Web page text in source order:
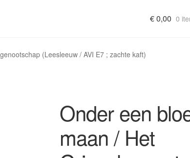
€0,00 0
(Leesleeuw / AVI E7 ; zachte kaft)
Onder een
maan / Het